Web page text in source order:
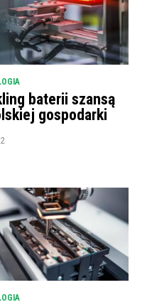
baterii szansą
gospodarki